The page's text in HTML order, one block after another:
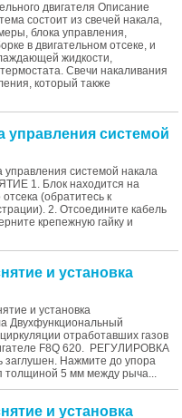
двигателя Описание
состоит из свечей накала,
блока управления,
в двигательном отсеке, и
жидкости,
Свечи накаливания
который также
управления системой
управления системой накала
1. Блок находится на
(обратитесь к
2. Отсоедините кабель
крепежную гайку и
и установка
и установка
Двухфункциональный
отработавших газов
F8Q 620. РЕГУЛИРОВКА
заглушен. Нажмите до упора
толщиной 5 мм между рыча...
и установка